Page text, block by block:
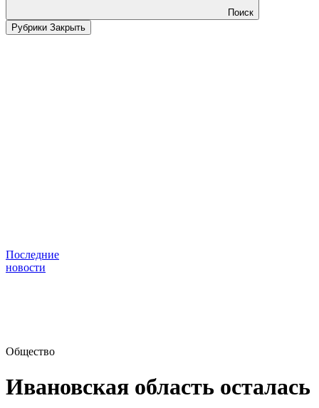
Поиск
Рубрики Закрыть
Последние
новости
Общество
Ивановская область осталась